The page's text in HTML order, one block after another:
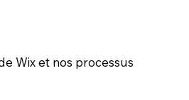
Wix et nos processus